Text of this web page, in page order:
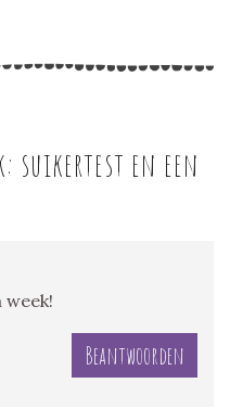
suikertest en een
Beantwoorden